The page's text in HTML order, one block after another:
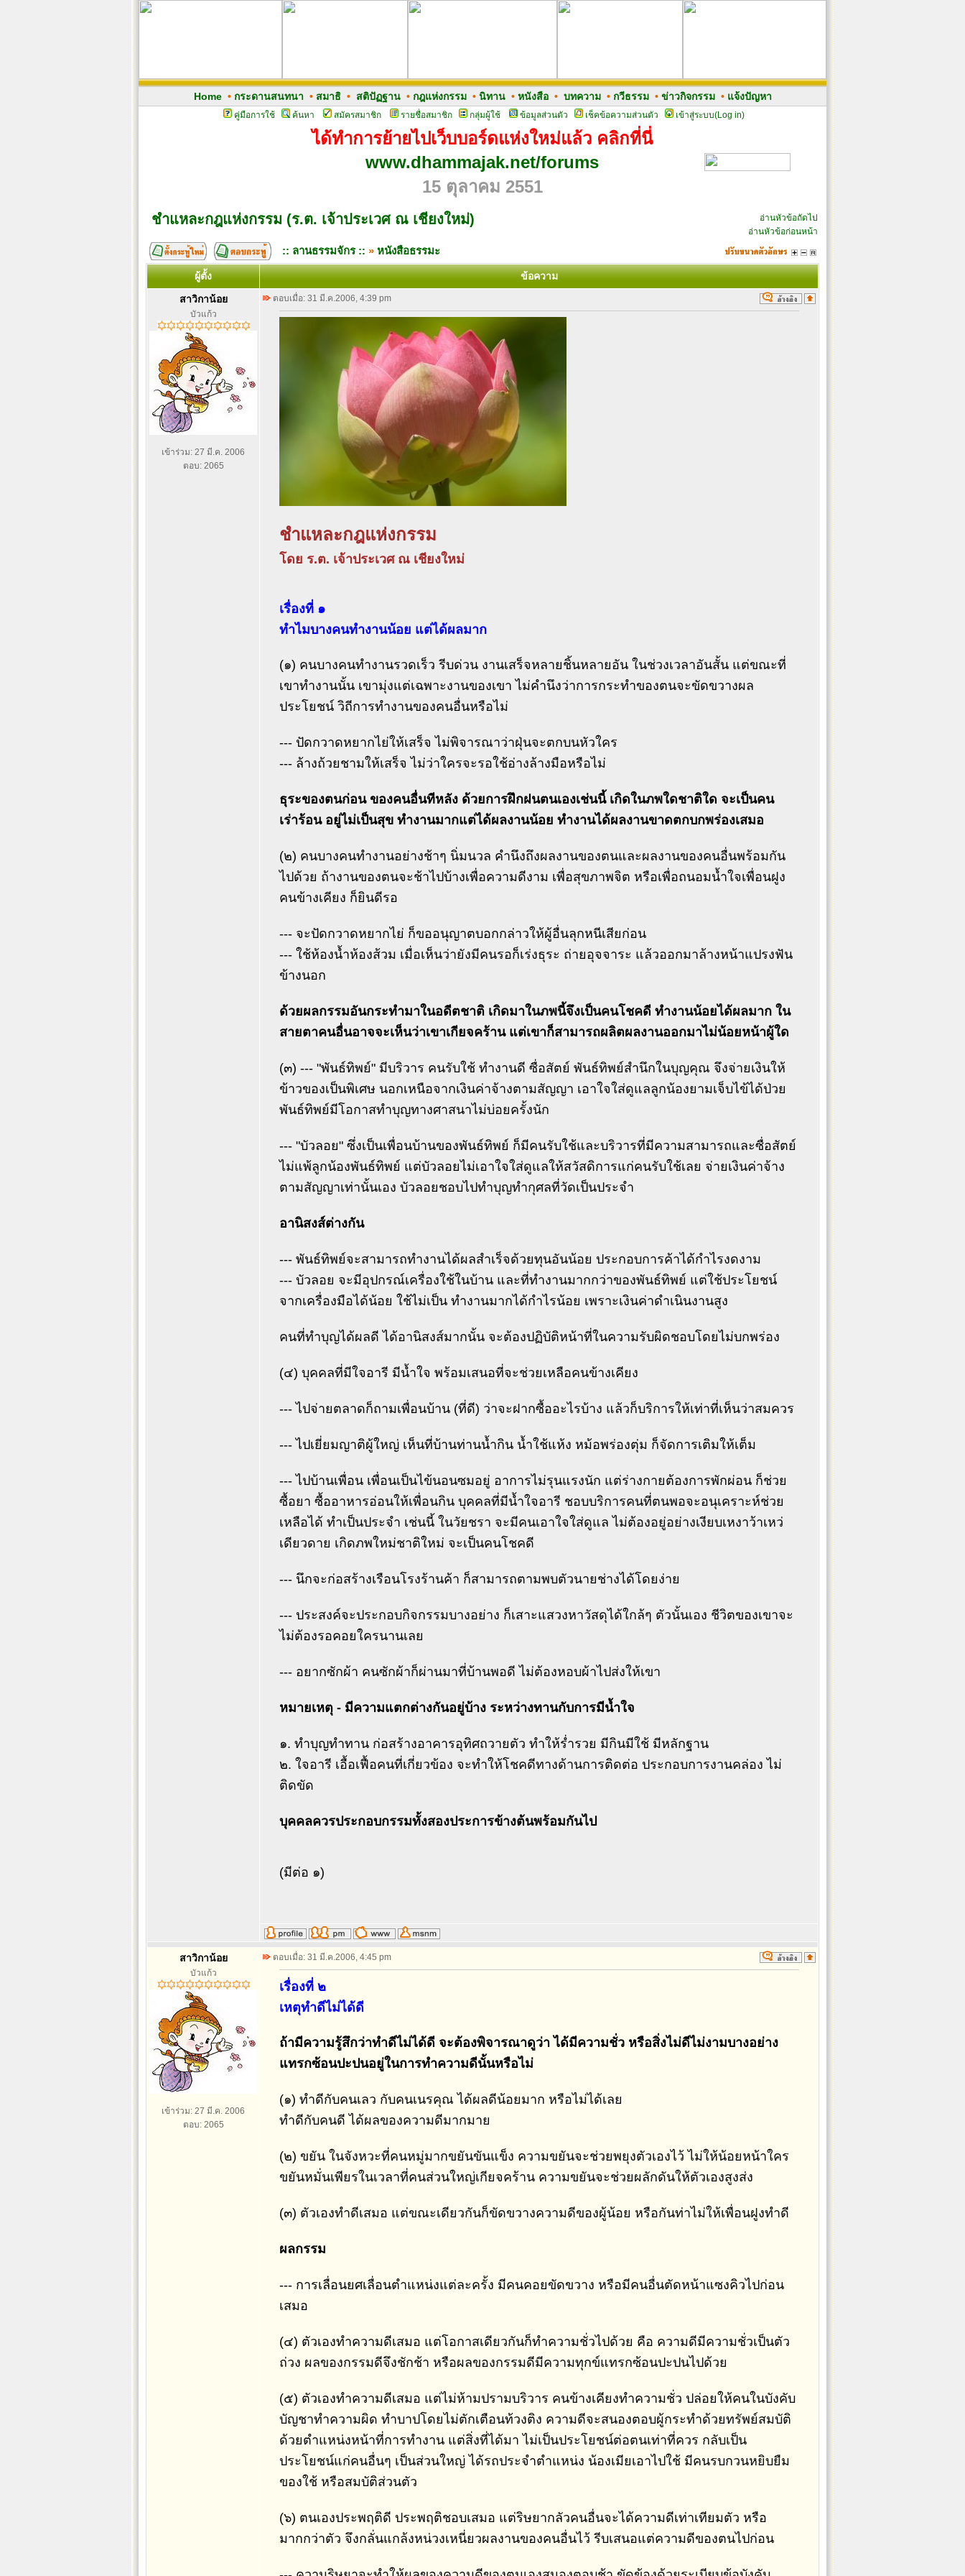
Home• กระดานสนทนา • สมาธิ• สติปัฏฐาน• กฎแห่งกรรม• นิทาน• หนังสือ• บทความ• กวีธรรม• ข่าวกิจกรรม• แจ้งปัญหา
คู่มือการใช้ ค้นหา สมัครสมาชิก รายชื่อสมาชิก กลุ่มผู้ใช้ ข้อมูลส่วนตัว เช็คข้อความส่วนตัว เข้าสู่ระบบ(Log in)
ได้ทำการย้ายไปเว็บบอร์ดแห่งใหม่แล้ว คลิกที่นี่
www.dhammajak.net/forums
15 ตุลาคม 2551
ชำแหละกฎแห่งกรรม (ร.ต. เจ้าประเวศ ณ เชียงใหม่)
อ่านหัวข้อถัดไป
อ่านหัวข้อก่อนหน้า
:: ลานธรรมจักร :: » หนังสือธรรมะ
ผู้ตั้ง
ข้อความ
สาวิกาน้อย
บัวแก้ว
เข้าร่วม: 27 มี.ค. 2006
ตอบ: 2065
ตอบเมื่อ: 31 มี.ค.2006, 4:39 pm
ชำแหละกฎแห่งกรรม
โดย ร.ต. เจ้าประเวศ ณ เชียงใหม่
เรื่องที่ ๑
ทำไมบางคนทำงานน้อย แต่ได้ผลมาก
(๑) คนบางคนทำงานรวดเร็ว รีบด่วน งานเสร็จหลายชิ้นหลายอัน ในช่วงเวลาอันสั้น แต่ขณะที่
เขาทำงานนั้น เขามุ่งแต่เฉพาะงานของเขา ไม่คำนึงว่าการกระทำของตนจะขัดขวางผล
ประโยชน์ วิถีการทำงานของคนอื่นหรือไม่
--- ปัดกวาดหยากไย่ให้เสร็จ ไม่พิจารณาว่าฝุ่นจะตกบนหัวใคร
--- ล้างถ้วยชามให้เสร็จ ไม่ว่าใครจะรอใช้อ่างล้างมือหรือไม่
ธุระของตนก่อน ของคนอื่นทีหลัง ด้วยการฝึกฝนตนเองเช่นนี้ เกิดในภพใดชาติใด จะเป็นคน
เร่าร้อน อยู่ไม่เป็นสุข ทำงานมากแต่ได้ผลงานน้อย ทำงานได้ผลงานขาดตกบกพร่องเสมอ
(๒) คนบางคนทำงานอย่างช้าๆ นิ่มนวล คำนึงถึงผลงานของตนและผลงานของคนอื่นพร้อมกัน
ไปด้วย ถ้างานของตนจะช้าไปบ้างเพื่อความดีงาม เพื่อสุขภาพจิต หรือเพื่อถนอมน้ำใจเพื่อนฝูง
คนข้างเคียง ก็ยินดีรอ
--- จะปัดกวาดหยากไย่ ก็ขออนุญาตบอกกล่าวให้ผู้อื่นลุกหนีเสียก่อน
--- ใช้ห้องน้ำห้องส้วม เมื่อเห็นว่ายังมีคนรอก็เร่งธุระ ถ่ายอุจจาระ แล้วออกมาล้างหน้าแปรงฟัน
ข้างนอก
ด้วยผลกรรมอันกระทำมาในอดีตชาติ เกิดมาในภพนี้จึงเป็นคนโชคดี ทำงานน้อยได้ผลมาก ใน
สายตาคนอื่นอาจจะเห็นว่าเขาเกียจคร้าน แต่เขาก็สามารถผลิตผลงานออกมาไม่น้อยหน้าผู้ใด
(๓) --- "พันธ์ทิพย์" มีบริวาร คนรับใช้ ทำงานดี ซื่อสัตย์ พันธ์ทิพย์สำนึกในบุญคุณ จึงจ่ายเงินให้
ข้าวของเป็นพิเศษ นอกเหนือจากเงินค่าจ้างตามสัญญา เอาใจใส่ดูแลลูกน้องยามเจ็บไข้ได้ป่วย
พันธ์ทิพย์มีโอกาสทำบุญทางศาสนาไม่บ่อยครั้งนัก
--- "บัวลอย" ซึ่งเป็นเพื่อนบ้านของพันธ์ทิพย์ ก็มีคนรับใช้และบริวารที่มีความสามารถและซื่อสัตย์
ไม่แพ้ลูกน้องพันธ์ทิพย์ แต่บัวลอยไม่เอาใจใส่ดูแลให้สวัสดิการแก่คนรับใช้เลย จ่ายเงินค่าจ้าง
ตามสัญญาเท่านั้นเอง บัวลอยชอบไปทำบุญทำกุศลที่วัดเป็นประจำ
อานิสงส์ต่างกัน
--- พันธ์ทิพย์จะสามารถทำงานได้ผลสำเร็จด้วยทุนอันน้อย ประกอบการค้าได้กำไรงดงาม
--- บัวลอย จะมีอุปกรณ์เครื่องใช้ในบ้าน และที่ทำงานมากกว่าของพันธ์ทิพย์ แต่ใช้ประโยชน์
จากเครื่องมือได้น้อย ใช้ไม่เป็น ทำงานมากได้กำไรน้อย เพราะเงินค่าดำเนินงานสูง
คนที่ทำบุญได้ผลดี ได้อานิสงส์มากนั้น จะต้องปฏิบัติหน้าที่ในความรับผิดชอบโดยไม่บกพร่อง
(๔) บุคคลที่มีใจอารี มีน้ำใจ พร้อมเสนอที่จะช่วยเหลือคนข้างเคียง
--- ไปจ่ายตลาดก็ถามเพื่อนบ้าน (ที่ดี) ว่าจะฝากซื้ออะไรบ้าง แล้วก็บริการให้เท่าที่เห็นว่าสมควร
--- ไปเยี่ยมญาติผู้ใหญ่ เห็นที่บ้านท่านน้ำกิน น้ำใช้แห้ง หม้อพร่องตุ่ม ก็จัดการเติมให้เต็ม
--- ไปบ้านเพื่อน เพื่อนเป็นไข้นอนซมอยู่ อาการไม่รุนแรงนัก แต่ร่างกายต้องการพักผ่อน ก็ช่วย
ซื้อยา ซื้ออาหารอ่อนให้เพื่อนกิน บุคคลที่มีน้ำใจอารี ชอบบริการคนที่ตนพอจะอนุเคราะห์ช่วย
เหลือได้ ทำเป็นประจำ เช่นนี้ ในวัยชรา จะมีคนเอาใจใส่ดูแล ไม่ต้องอยู่อย่างเงียบเหงาว้าเหว่
เดียวดาย เกิดภพใหม่ชาติใหม่ จะเป็นคนโชคดี
--- นึกจะก่อสร้างเรือนโรงร้านค้า ก็สามารถตามพบตัวนายช่างได้โดยง่าย
--- ประสงค์จะประกอบกิจกรรมบางอย่าง ก็เสาะแสวงหาวัสดุได้ใกล้ๆ ตัวนั้นเอง ชีวิตของเขาจะ
ไม่ต้องรอคอยใครนานเลย
--- อยากซักผ้า คนซักผ้าก็ผ่านมาที่บ้านพอดี ไม่ต้องหอบผ้าไปส่งให้เขา
หมายเหตุ - มีความแตกต่างกันอยู่บ้าง ระหว่างทานกับการมีน้ำใจ
๑. ทำบุญทำทาน ก่อสร้างอาคารอุทิศถวายตัว ทำให้ร่ำรวย มีกินมีใช้ มีหลักฐาน
๒. ใจอารี เอื้อเฟื้อคนที่เกี่ยวข้อง จะทำให้โชคดีทางด้านการติดต่อ ประกอบการงานคล่อง ไม่
ติดขัด
บุคคลควรประกอบกรรมทั้งสองประการข้างต้นพร้อมกันไป
(มีต่อ ๑)
สาวิกาน้อย
บัวแก้ว
เข้าร่วม: 27 มี.ค. 2006
ตอบ: 2065
ตอบเมื่อ: 31 มี.ค.2006, 4:45 pm
เรื่องที่ ๒
เหตุทำดีไม่ได้ดี
ถ้ามีความรู้สึกว่าทำดีไม่ได้ดี จะต้องพิจารณาดูว่า ได้มีความชั่ว หรือสิ่งไม่ดีไม่งามบางอย่าง
แทรกซ้อนปะปนอยู่ในการทำความดีนั้นหรือไม่
(๑) ทำดีกับคนเลว กับคนเนรคุณ ได้ผลดีน้อยมาก หรือไม่ได้เลย
ทำดีกับคนดี ได้ผลของความดีมากมาย
(๒) ขยัน ในจังหวะที่คนหมู่มากขยันขันแข็ง ความขยันจะช่วยพยุงตัวเองไว้ ไม่ให้น้อยหน้าใคร
ขยันหมั่นเพียรในเวลาที่คนส่วนใหญ่เกียจคร้าน ความขยันจะช่วยผลักดันให้ตัวเองสูงส่ง
(๓) ตัวเองทำดีเสมอ แต่ขณะเดียวกันก็ขัดขวางความดีของผู้น้อย หรือกันท่าไม่ให้เพื่อนฝูงทำดี
ผลกรรม
--- การเลื่อนยศเลื่อนตำแหน่งแต่ละครั้ง มีคนคอยขัดขวาง หรือมีคนอื่นตัดหน้าแซงคิวไปก่อน
เสมอ
(๔) ตัวเองทำความดีเสมอ แต่โอกาสเดียวกันก็ทำความชั่วไปด้วย คือ ความดีมีความชั่วเป็นตัว
ถ่วง ผลของกรรมดีจึงชักช้า หรือผลของกรรมดีมีความทุกข์แทรกซ้อนปะปนไปด้วย
(๕) ตัวเองทำความดีเสมอ แต่ไม่ห้ามปรามบริวาร คนข้างเคียงทำความชั่ว ปล่อยให้คนในบังคับ
บัญชาทำความผิด ทำบาปโดยไม่ตักเตือนท้วงติง ความดีจะสนองตอบผู้กระทำด้วยทรัพย์สมบัติ
ด้วยตำแหน่งหน้าที่การทำงาน แต่สิ่งที่ได้มา ไม่เป็นประโยชน์ต่อตนเท่าที่ควร กลับเป็น
ประโยชน์แก่คนอื่นๆ เป็นส่วนใหญ่ ได้รถประจำตำแหน่ง น้องเมียเอาไปใช้ มีคนรบกวนหยิบยืม
ของใช้ หรือสมบัติส่วนตัว
(๖) ตนเองประพฤติดี ประพฤติชอบเสมอ แต่ริษยากลัวคนอื่นจะได้ความดีเท่าเทียมตัว หรือ
มากกว่าตัว จึงกลั่นแกล้งหน่วงเหนี่ยวผลงานของคนอื่นไว้ รีบเสนอแต่ความดีของตนไปก่อน